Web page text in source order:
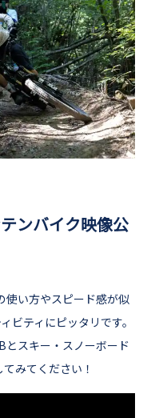
ンバイク映像公
使い方やスピード感が似
ビティにピッタリです。
スキー・スノーボード
みてください！